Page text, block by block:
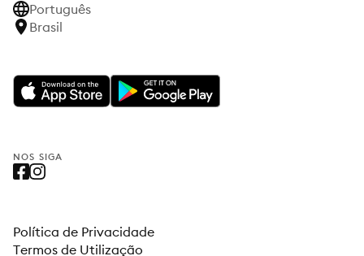
Português
Brasil
NOS SIGA
Política de Privacidade
Termos de Utilização